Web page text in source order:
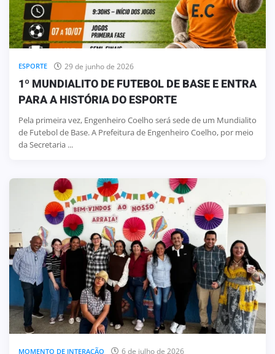
ESPORTE 29 de junho de 2026
1º MUNDIALITO DE FUTEBOL DE BASE E ENTRA
PARA A HISTÓRIA DO ESPORTE
Pela primeira vez, Engenheiro Coelho será sede de um Mundialito
de Futebol de Base. A Prefeitura de Engenheiro Coelho, por meio
da Secretaria ...
MOMENTO DE INTERAÇÃO 6 de julho de 2026